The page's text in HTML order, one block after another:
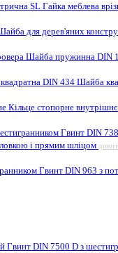
SL Гайка меблева
для дерев'яних
Шайба пружинна DIN
DIN 434 Шайба
Кільце стопорне
Гвинт DIN
і прямим шліцом
Гвинт DIN 963 з
Гвинт DIN 7500 D з